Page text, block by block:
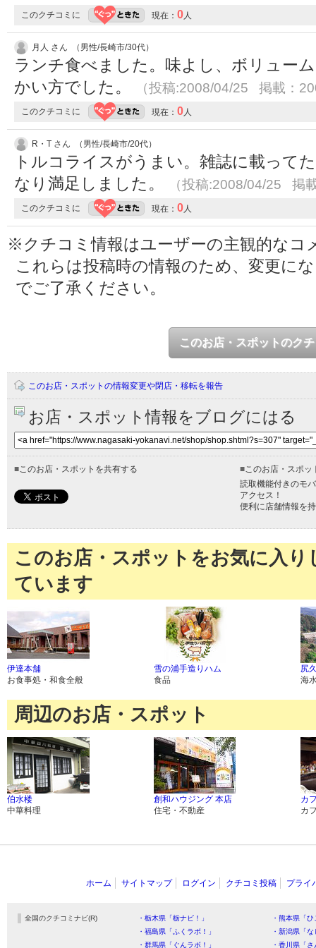
このクチコミに 現在： 0人
月人 さん （男性/長崎市/30代）
ランチ食べました。味よし、ボリュー
かい方でした。
（投稿:2008/04/25 掲載：
このクチコミに 現在： 0人
R・T さん （男性/長崎市/20代）
トルコライスがうまい。雑誌に載って
なり満足しました。
（投稿:2008/04/25 掲
このクチコミに 現在： 0人
※クチコミ情報はユーザーの主観的なコ
これらは投稿時の情報のため、変更に
でご了承ください。
このお店・スポットのク
このお店・スポットの情報変更や閉店・移転を報告
お店・スポット情報をブログにはる
■このお店・スポットを共有する ■このお店・スポッ
読取機能付きのモ
アクセス！
便利に店舗情報を
このお店・スポットをお気に入
ています
伊達本舗
お食事処・和食全般
雪の浦手造りハム
食品
尻
海
周辺のお店・スポット
伯水楼
中華料理
創和ハウジング 本店
住宅・不動産
カ
カ
ホーム サイトマップ ログイン クチコミ投稿 プライ
全国のクチコミナビ(R) ・栃木県「栃ナビ！」
・熊本県「
・福島県「ふくラボ！」
・新潟県「
・群馬県「ぐんラボ！」
・香川県「